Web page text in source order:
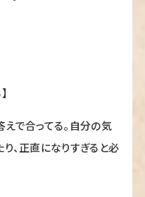
で合ってる。自分の気
、正直になりすぎると必